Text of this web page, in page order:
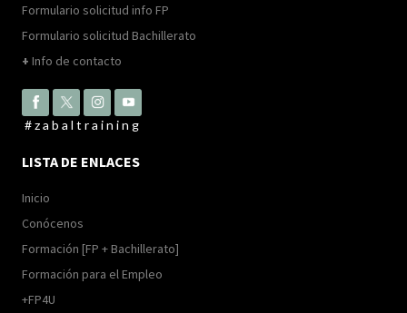
Formulario solicitud info FP
Formulario solicitud Bachillerato
+ Info de contacto
#zabaltraining
LISTA DE ENLACES
Inicio
Conócenos
Formación [FP + Bachillerato]
Formación para el Empleo
+FP4U